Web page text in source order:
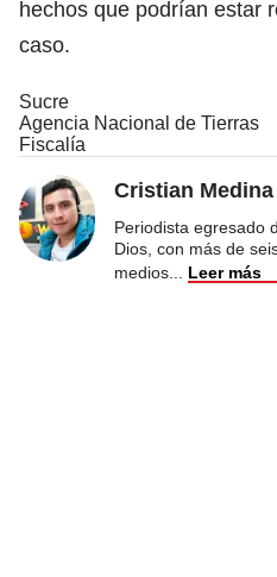
hechos que podrían estar
caso.
Sucre
Agencia Nacional de Tierras
Fiscalía
Cristian Medina
Periodista egresado
Dios, con más de
medios
Leer más